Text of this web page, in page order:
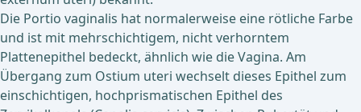
Die Portio vaginalis hat normalerweise eine rötliche Farbe
und ist mit mehrschichtigem, nicht verhorntem
Plattenepithel bedeckt, ähnlich wie die Vagina. Am
Übergang zum Ostium uteri wechselt dieses Epithel zum
einschichtigen, hochprismatischen Epithel des